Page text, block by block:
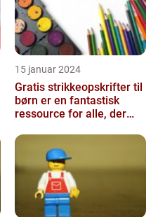
15 januar 2024
Gratis strikkeopskrifter til
børn er en fantastisk
ressource for alle, der